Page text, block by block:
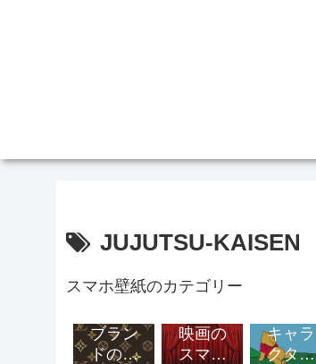
JUJUTSU-KAISEN
スマホ壁紙のカテゴリー
ブラン
ドのス
映画の
スマホ
キャラ
クター